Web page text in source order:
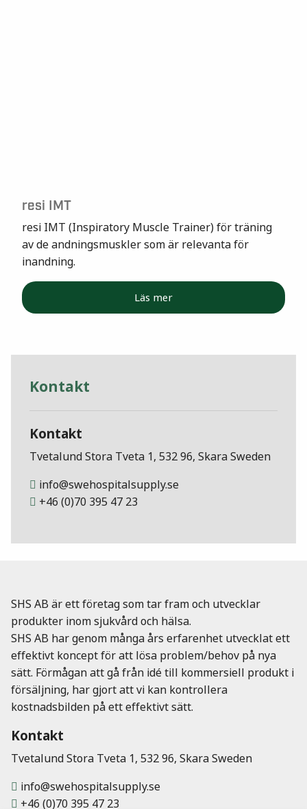
Kontakt
Kontakt
Tvetalund Stora Tveta 1, 532 96, Skara Sweden
info@swehospitalsupply.se
+46 (0)70 395 47 23
resi IMT
resi IMT (Inspiratory Muscle Trainer) för träning
av de andningsmuskler som är relevanta för
inandning.
Läs mer
SHS AB är ett företag som tar fram och utvecklar
produkter inom sjukvård och hälsa.
SHS AB har genom många års erfarenhet utvecklat ett
effektivt koncept för att lösa problem/behov på nya
sätt. Förmågan att gå från idé till kommersiell produkt i
försäljning, har gjort att vi kan kontrollera
kostnadsbilden på ett effektivt sätt.
Kontakt
Tvetalund Stora Tveta 1, 532 96, Skara Sweden
info@swehospitalsupply.se
+46 (0)70 395 47 23